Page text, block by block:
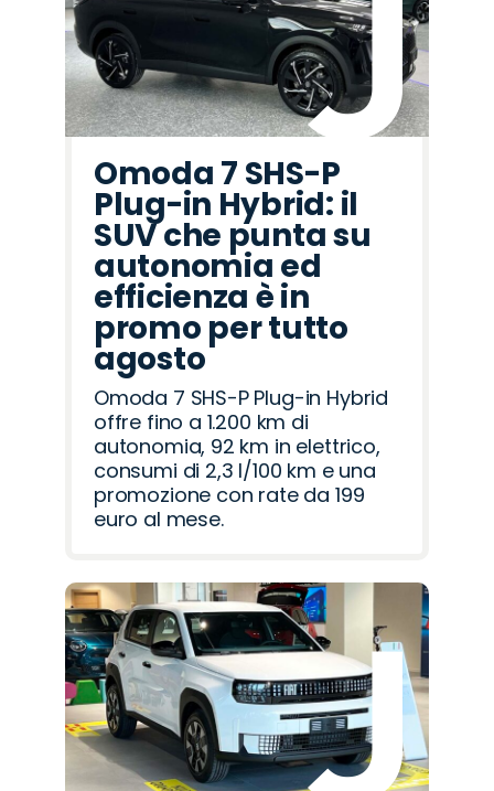
Omoda 7 SHS-P
Plug-in Hybrid: il
SUV che punta su
autonomia ed
efficienza è in
promo per tutto
agosto
Omoda 7 SHS-P Plug-in Hybrid
offre fino a 1.200 km di
autonomia, 92 km in elettrico,
consumi di 2,3 l/100 km e una
promozione con rate da 199
euro al mese.